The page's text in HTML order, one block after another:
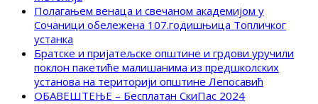
Полагањем венаца и свечаном академијом у
Сочаници обележена 107.годишњица Топличког
устанка
Братске и пријатељске општине и грдови уручили
поклон пакетиће малишанима из предшколских
установа на територији општине Лепосавић
ОБАВЕШТЕЊЕ – Бесплатан СкиПас 2024